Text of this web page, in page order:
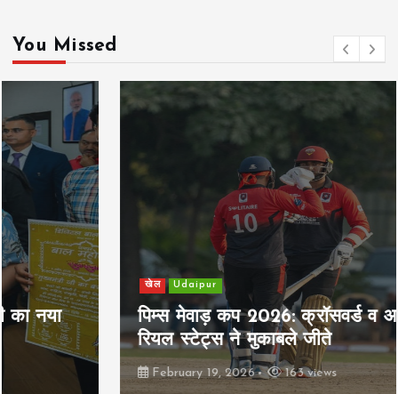
You Missed
खेल Udaipur
पिम्स मेवाड़ कप 2026: क्रॉसवर्ड व आदित्यम
रियल स्टेट्स ने मुकाबले जीते
February 19, 2026 163 views